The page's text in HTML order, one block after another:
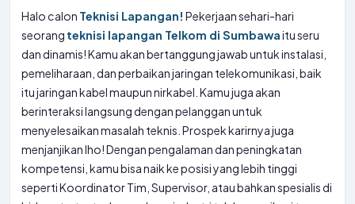
Halo calon Teknisi Lapangan! Pekerjaan sehari-hari
seorang teknisi lapangan Telkom di Sumbawaitu seru
dan dinamis! Kamu akan bertanggung jawab untuk instalasi,
pemeliharaan, dan perbaikan jaringan telekomunikasi, baik
itu jaringan kabel maupun nirkabel. Kamu juga akan
berinteraksi langsung dengan pelanggan untuk
menyelesaikan masalah teknis. Prospek karirnya juga
menjanjikan lho! Dengan pengalaman dan peningkatan
kompetensi, kamu bisa naik ke posisi yang lebih tinggi
seperti Koordinator Tim, Supervisor, atau bahkan spesialis di